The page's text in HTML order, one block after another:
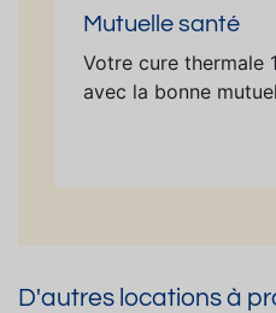
Mutuelle santé
Votre cure thermale
avec la bonne
D'autres locations à